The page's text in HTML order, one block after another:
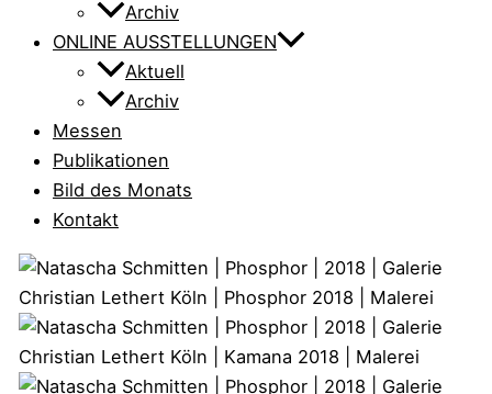
Archiv
ONLINE AUSSTELLUNGEN
Aktuell
Archiv
Messen
Publikationen
Bild des Monats
Kontakt